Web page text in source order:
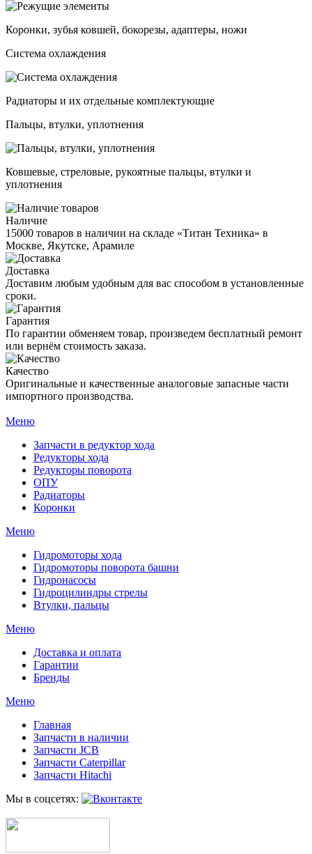
Коронки, зубья ковшей, бокорезы, адаптеры, ножи
Система охлаждения
Радиаторы и их отдельные комплектующие
Пальцы, втулки, уплотнения
Ковшевые, стреловые, рукоятные пальцы, втулки и
уплотнения
Наличие
15000 товаров в наличии на складе «Титан Техника» в
Москве, Якутске, Арамиле
Доставка
Доставим любым удобным для вас способом в установленные
сроки.
Гарантия
По гарантии обменяем товар, произведем бесплатный ремонт
или вернём стоимость заказа.
Качество
Оригинальные и качественные аналоговые запасные части
импортного производства.
Меню
Запчасти в редуктор хода
Редукторы хода
Редукторы поворота
ОПУ
Радиаторы
Коронки
Меню
Гидромоторы хода
Гидромоторы поворота башни
Гидронасосы
Гидроцилиндры стрелы
Втулки, пальцы
Меню
Доставка и оплата
Гарантии
Бренды
Меню
Главная
Запчасти в наличии
Запчасти JCB
Запчасти Caterpillar
Запчасти Hitachi
Мы в соцсетях: